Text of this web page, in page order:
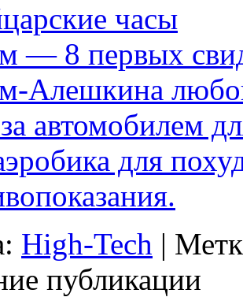
часы
— 8 первых
Алешкина
автомобилем
для
High-Tech |
публикации